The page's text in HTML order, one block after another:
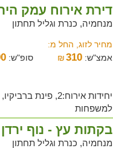
דירת אירוח עמק
מנחמיה, כנרת וגליל תחתון
מחיר לזוג, החל מ:
אמצ"ש:
₪310 סופ"ש:
יחידות אירוח:2, פינת
למשפחות
בקתות עץ - נוף ירדן
מנחמיה, כנרת וגליל תחתון